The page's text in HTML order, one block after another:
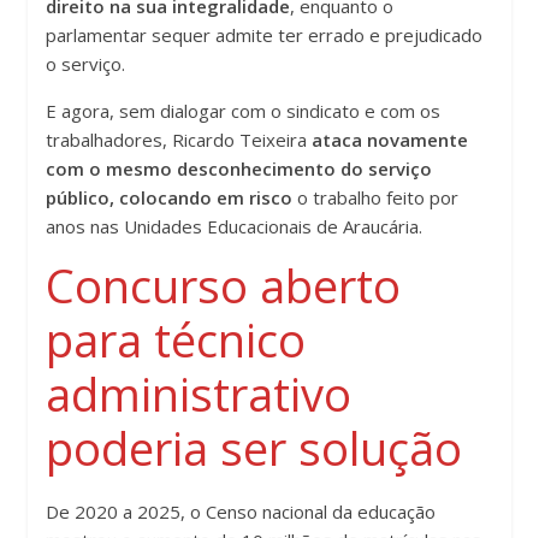
direito na sua integralidade, enquanto o
parlamentar sequer admite ter errado e prejudicado
o serviço.
E agora, sem dialogar com o sindicato e com os
trabalhadores, Ricardo Teixeira ataca novamente
com o mesmo desconhecimento do serviço
público, colocando em risco o trabalho feito por
anos nas Unidades Educacionais de Araucária.
Concurso aberto
para técnico
administrativo
poderia ser solução
De 2020 a 2025, o Censo nacional da educação